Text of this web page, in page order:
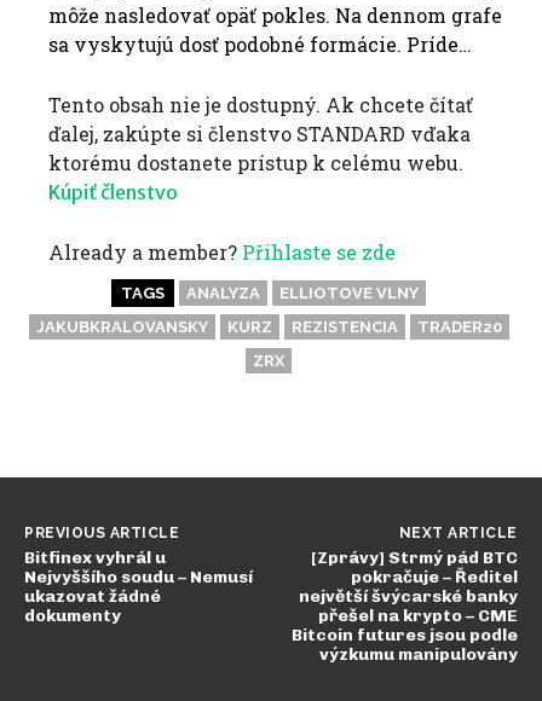
môže nasledovať opäť pokles. Na dennom grafe
sa vyskytujú dosť podobné formácie. Príde…
Tento obsah nie je dostupný. Ak chcete čítať
ďalej, zakúpte si členstvo STANDARD vďaka
ktorému dostanete prístup k celému webu.
Kúpiť členstvo
Already a member? Přihlaste se zde
TAGS ANALYZA
ELLIOTOVE VLNY
JAKUBKRALOVANSKY
KURZ REZISTENCIA
TRADER20
ZRX
PREVIOUS ARTICLE
Bitfinex vyhrál u
Nejvyššího soudu – Nemusí
ukazovat žádné
dokumenty
NEXT ARTICLE
[Zprávy] Strmý pád BTC
pokračuje – Ředitel
největší švýcarské banky
přešel na krypto – CME
Bitcoin futures jsou podle
výzkumu manipulovány